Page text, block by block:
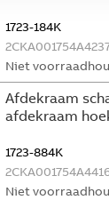
1723-184K
Niet
Afdekraam
afdekraam
1723-884K
Niet